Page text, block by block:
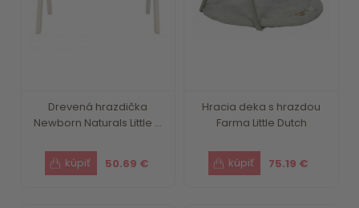
Drevená hrazdička
Newborn Naturals Little ...
50.69 €
Hracia deka s hrazdou
Farma Little Dutch
75.19 €